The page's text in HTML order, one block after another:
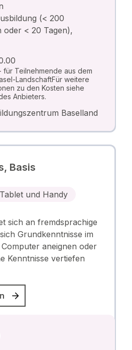
(< 200
oder < 20 Tagen),
für Teilnehmende aus dem
LandschaftFür weitere
zu den Kosten siehe
Anbieters.
Baselland
Basis
und Handy
sich an fremdsprachige
Grundkenntnisse im
aneignen oder
Kenntnisse vertiefen